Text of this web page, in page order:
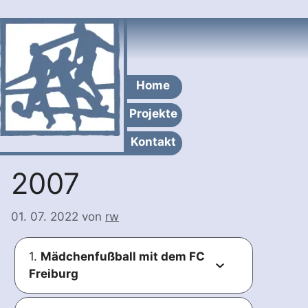
Inhalt
springen
Kontakt
Projekte
Home
2007
01. 07. 2022 von rw
1. Mädchenfußball mit dem FC
Freiburg